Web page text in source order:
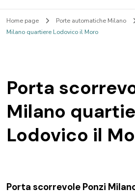
Home page Porte automatiche Milano
Milano quartiere Lodovico il Moro
Porta
Milano
Lodovico il
Porta scorrevole Ponzi